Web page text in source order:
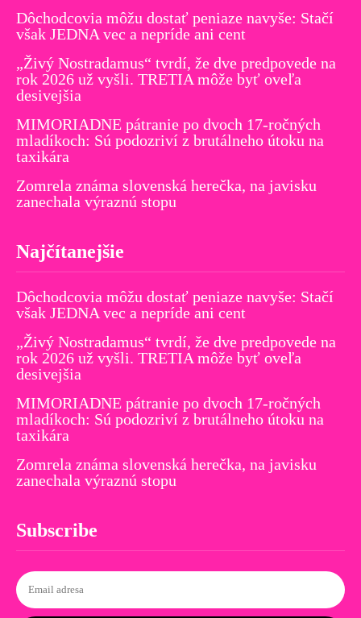
Dôchodcovia môžu dostať peniaze navyše: Stačí
však JEDNA vec a nepríde ani cent
„Živý Nostradamus“ tvrdí, že dve predpovede na
rok 2026 už vyšli. TRETIA môže byť oveľa
desivejšia
MIMORIADNE pátranie po dvoch 17-ročných
mladíkoch: Sú podozriví z brutálneho útoku na
taxikára
Zomrela známa slovenská herečka, na javisku
zanechala výraznú stopu
Najčítanejšie
Dôchodcovia môžu dostať peniaze navyše: Stačí
však JEDNA vec a nepríde ani cent
„Živý Nostradamus“ tvrdí, že dve predpovede na
rok 2026 už vyšli. TRETIA môže byť oveľa
desivejšia
MIMORIADNE pátranie po dvoch 17-ročných
mladíkoch: Sú podozriví z brutálneho útoku na
taxikára
Zomrela známa slovenská herečka, na javisku
zanechala výraznú stopu
Subscribe